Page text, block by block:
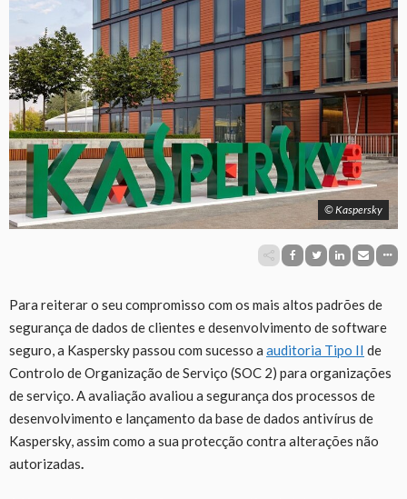
© Kaspersky
Para reiterar o seu compromisso com os mais altos padrões de
segurança de dados de clientes e desenvolvimento de software
seguro, a Kaspersky passou com sucesso a auditoria Tipo II de
Controlo de Organização de Serviço (SOC 2) para organizações
de serviço. A avaliação avaliou a segurança dos processos de
desenvolvimento e lançamento da base de dados antivírus de
Kaspersky, assim como a sua protecção contra alterações não
autorizadas.